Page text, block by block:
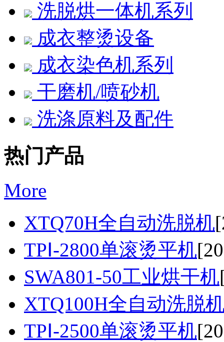
洗脱烘一体机系列
成衣整烫设备
成衣染色机系列
干磨机/喷砂机
洗涤原料及配件
热门产品
More
XTQ70H全自动洗脱机
TPⅠ-2800单滚烫平机
SWA801-50工业烘干机
XTQ100H全自动洗脱
TPⅠ-2500单滚烫平机